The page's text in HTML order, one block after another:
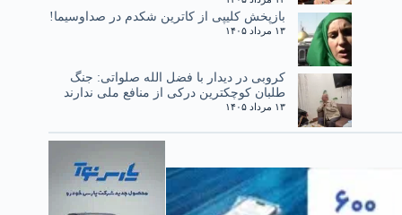
بازپخش کلیپی از کاترین شکدم در صداوسیما!
۱۳ مرداد ۱۴۰۵
کروبی در دیدار با فضل الله صلواتی: جنگ
طلبان کوچکترین درکی از منافع ملی ندارند
۱۳ مرداد ۱۴۰۵